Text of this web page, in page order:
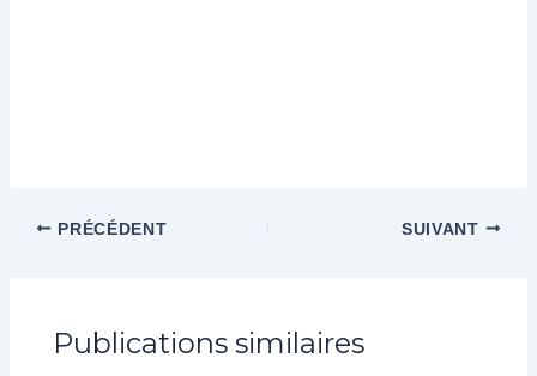
PRÉCÉDENT SUIVANT
Publications similaires